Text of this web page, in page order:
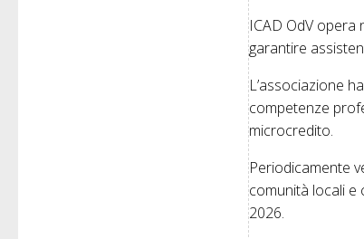
ICAD OdV opera
garantire
L’associazione
competenze
microcredito.
Periodicamente
comunità locali e
2026.